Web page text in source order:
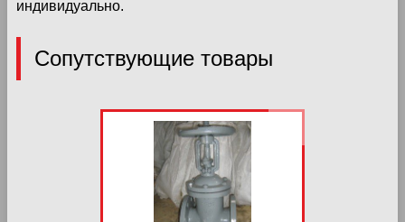
индивидуально.
Сопутствующие товары